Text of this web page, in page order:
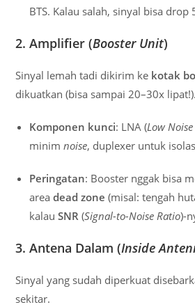
BTS. Kalau salah, sinyal bisa drop
2. Amplifier (Booster Unit)
Sinyal lemah tadi dikirim ke kotak
dikuatkan (bisa sampai 20–30x lipat!).
Komponen kunci: LNA (Low
minimnoise, duplexer untuk
Peringatan: Booster nggak bisa
areadead zone (misal: tengah
kalauSNR (Signal-to-Noise Ratio)-
3. Antena Dalam (Inside
Sinyal yang sudah diperkuat
sekitar.